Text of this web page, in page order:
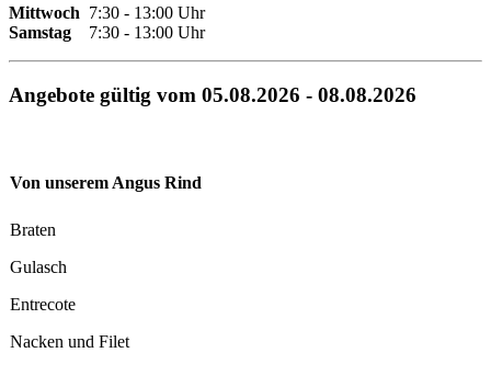
Mittwoch 7:30 - 13:00 Uhr
Samstag 7:30 - 13:00 Uhr
Angebote gültig vom 05.08.2026 - 08.08.2026
Von unserem Angus Rind
Braten
Gulasch
Entrecote
Nacken und Filet